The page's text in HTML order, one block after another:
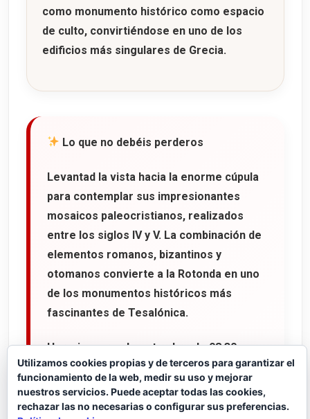
como monumento histórico como espacio
de culto, convirtiéndose en uno de los
edificios más singulares de Grecia.
Lo que no debéis perderos
Levantad la vista hacia la enorme cúpula
para contemplar sus impresionantes
mosaicos paleocristianos, realizados
entre los siglos IV y V. La combinación de
elementos romanos, bizantinos y
otomanos convierte a la Rotonda en uno
de los monumentos históricos más
fascinantes de Tesalónica.
Horario:normalmente abre de08:30 a
15:30(los martes permanece cerrada).
Entrada:
(incluida en el billete
Utilizamos cookies propias y de terceros para garantizar el
funcionamiento de la web, medir su uso y mejorar
nuestros servicios. Puede aceptar todas las cookies,
rechazar las no necesarias o configurar sus preferencias.